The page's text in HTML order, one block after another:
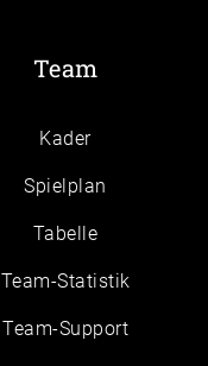
Team
Kader
Spielplan
Tabelle
Team-Statistik
Team-Support